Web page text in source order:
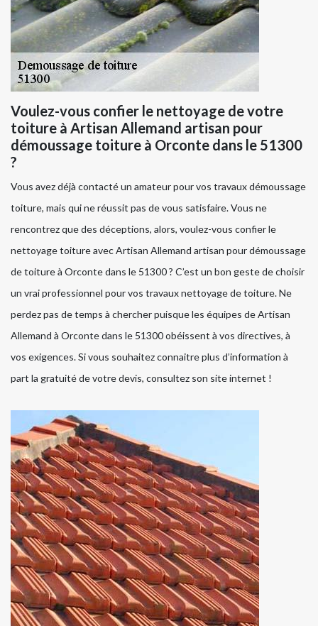
Voulez-vous confier le nettoyage de votre
toiture à Artisan Allemand artisan pour
démoussage toiture à Orconte dans le 51300
?
Vous avez déjà contacté un amateur pour vos travaux démoussage
toiture, mais qui ne réussit pas de vous satisfaire. Vous ne
rencontrez que des déceptions, alors, voulez-vous confier le
nettoyage toiture avec Artisan Allemand artisan pour démoussage
de toiture à Orconte dans le 51300 ? C’est un bon geste de choisir
un vrai professionnel pour vos travaux nettoyage de toiture. Ne
perdez pas de temps à chercher puisque les équipes de Artisan
Allemand à Orconte dans le 51300 obéissent à vos directives, à
vos exigences. Si vous souhaitez connaitre plus d’information à
part la gratuité de votre devis, consultez son site internet !